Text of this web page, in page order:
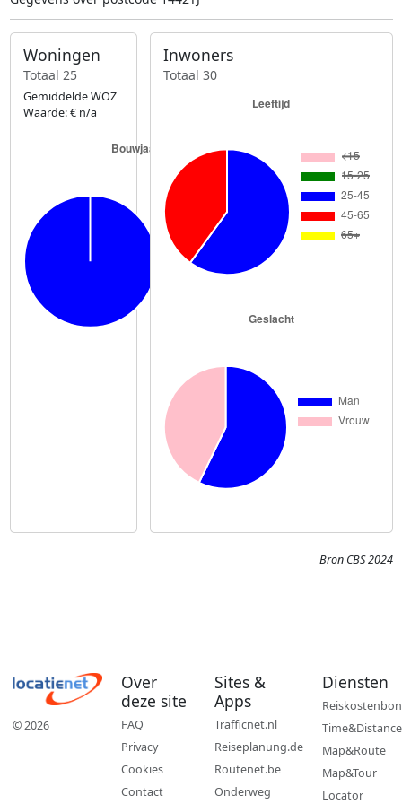
Woningen
Totaal 25
Gemiddelde WOZ
Waarde: € n/a
Inwoners
Totaal 30
Bron CBS 2024
© 2026
Over
deze site
FAQ
Privacy
Cookies
Contact
Sites &
Apps
Trafficnet.nl
Reiseplanung.de
Routenet.be
Onderweg
Diensten
Reiskostenbon
Time&Distance
Map&Route
Map&Tour
Locator